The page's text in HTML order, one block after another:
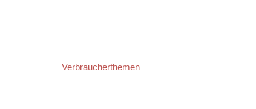
Verbraucherthemen